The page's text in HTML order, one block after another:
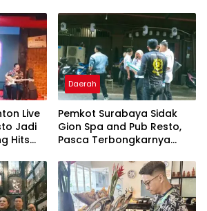
Live
Jadi
Hits
Daerah
Pemkot Surabaya Sidak
Gion Spa and Pub Resto,
Pasca Terbongkarnya